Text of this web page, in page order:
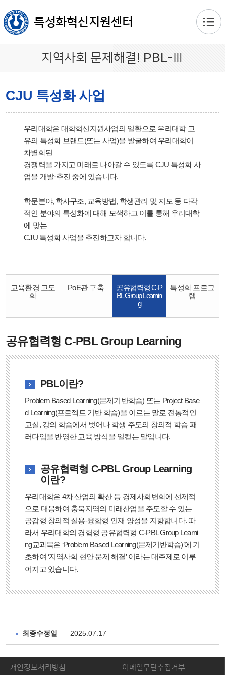
특성화혁신지원센터
지역사회 문제해결! PBL-Ⅲ
CJU 특성화 사업
우리대학은 대학혁신지원사업의 일환으로 우리대학 고
유의 특성화 브랜드(또는 사업)을 발굴하여 우리대학이
차별화된
경쟁력을 가지고 미래로 나아갈 수 있도록 CJU 특성화 사
업을 개발·추진 중에 있습니다.
학문분야, 학사구조, 교육방법, 학생관리 및 지도 등 다각
적인 분야의 특성화에 대해 모색하고 이를 통해 우리대학
에 맞는
CJU 특성화 사업을 추진하고자 합니다.
교육환경 고도
화
PoE관 구축
공유협력형 C-P
BL Group Learnin
g
특성화 프로그
램
공유협력형 C-PBL Group Learning
PBL이란?
Problem Based Learning(문제기반학습) 또는 Project Base
d Learning(프로젝트 기반 학습)을 이르는 말로 전통적인
교실, 강의 학습에서 벗어나 학생 주도의 창의적 학습 패
러다임을 반영한 교육 방식을 일컫는 말입니다.
공유협력형 C-PBL Group Learning
이란?
우리대학은 4차 산업의 확산 등 경제사회변화에 선제적
으로 대응하여 충북지역의 미래산업을 주도할 수 있는
공감형 창의적 실용-융합형 인재 양성을 지향합니다. 따
라서 우리대학의 경험형 공유협력형 C-PBL Group Learni
ng교과목은 ‘Problem Based Learning(문제기반학습)’에 기
초하여 ‘지역사회 현안 문제 해결’ 이라는 대주제로 이루
어지고 있습니다.
최종수정일 2025.07.17
개인정보처리방침 이메일무단수집거부